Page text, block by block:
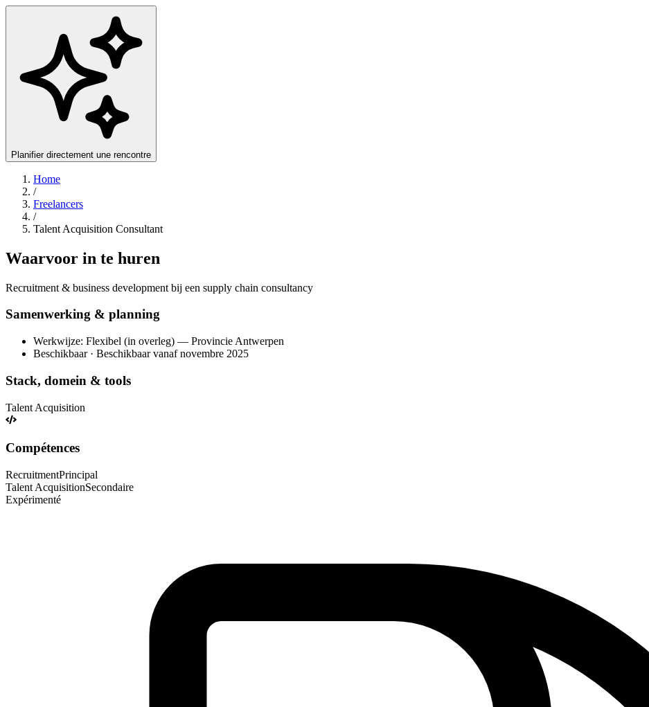
Planifier directement une rencontre
Home
/
Freelancers
/
Talent Acquisition Consultant
Waarvoor in te huren
Recruitment & business development bij een supply chain consultancy
Samenwerking & planning
Werkwijze: Flexibel (in overleg) — Provincie Antwerpen
Beschikbaar · Beschikbaar vanaf novembre 2025
Stack, domein & tools
Talent Acquisition
Compétences
RecruitmentPrincipal
Talent AcquisitionSecondaire
Expérimenté